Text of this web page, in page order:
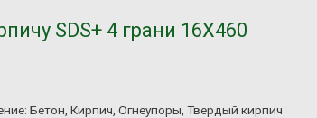
SDS+ 4 грани 16Х460
Бетон, Кирпич, Огнеупоры, Твердый кирпич